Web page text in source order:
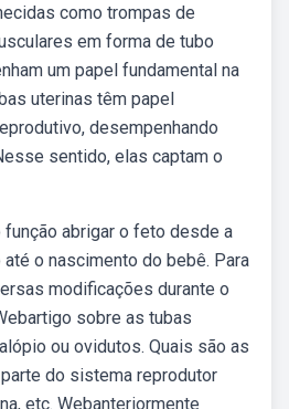
como trompas de
em forma de tubo
um papel fundamental na
uterinas têm papel
desempenhando
sentido, elas captam o
abrigar o feto desde a
o nascimento do bebê. Para
modificações durante o
sobre as tubas
ou ovidutos. Quais são as
do sistema reprodutor
etc. Webanteriormente